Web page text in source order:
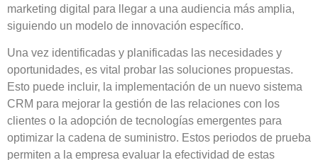
marketing digital para llegar a una audiencia más amplia,
siguiendo un modelo de innovación específico.
Una vez identificadas y planificadas las necesidades y
oportunidades, es vital probar las soluciones propuestas.
Esto puede incluir, la implementación de un nuevo sistema
CRM para mejorar la gestión de las relaciones con los
clientes o la adopción de tecnologías emergentes para
optimizar la cadena de suministro. Estos periodos de prueba
permiten a la empresa evaluar la efectividad de estas